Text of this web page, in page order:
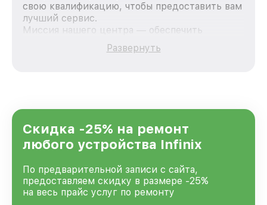
свою квалификацию, чтобы предоставить вам
лучший сервис.
Миссия нашего центра — обеспечить
качественный и доступный ремонт для
каждого пользователя продукции Infinix, вне
Нижнем Новгороде, постоянно повышая
уровень доверия и лояльности наших
клиентов.
Развернуть
Скидка -25% на ремонт
любого устройства Infinix
По предварительной записи с сайта,
предоставляем скидку в размере -25%
на весь прайс услуг по ремонту